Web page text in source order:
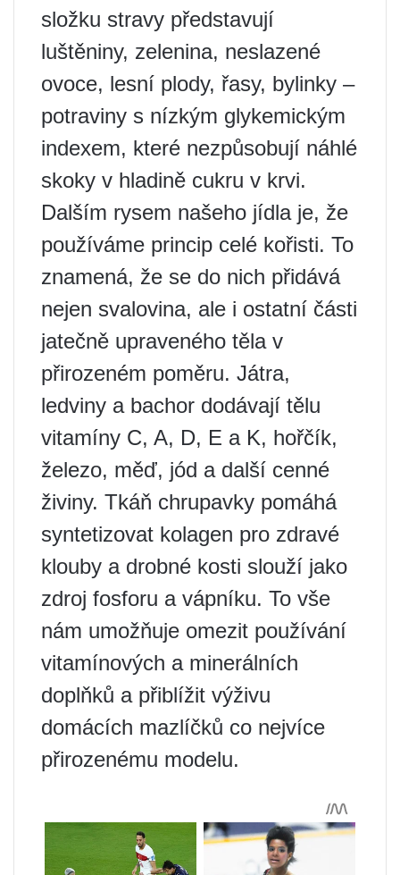
složku stravy představují
luštěniny, zelenina, neslazené
ovoce, lesní plody, řasy, bylinky –
potraviny s nízkým glykemickým
indexem, které nezpůsobují náhlé
skoky v hladině cukru v krvi.
Dalším rysem našeho jídla je, že
používáme princip celé kořisti. To
znamená, že se do nich přidává
nejen svalovina, ale i ostatní části
jatečně upraveného těla v
přirozeném poměru. Játra,
ledviny a bachor dodávají tělu
vitamíny C, A, D, E a K, hořčík,
železo, měď, jód a další cenné
živiny. Tkáň chrupavky pomáhá
syntetizovat kolagen pro zdravé
klouby a drobné kosti slouží jako
zdroj fosforu a vápníku. To vše
nám umožňuje omezit používání
vitamínových a minerálních
doplňků a přiblížit výživu
domácích mazlíčků co nejvíce
přirozenému modelu.